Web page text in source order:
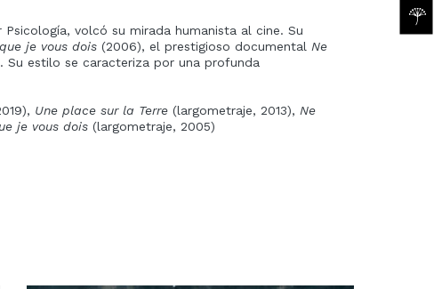
volcó su mirada humanista al cine. Su
je vous dois(2006), el prestigioso documental Ne
Su estilo se caracteriza por una profunda
Une place sur la Terre(largometraje, 2013), Ne
je vous dois(largometraje, 2005)